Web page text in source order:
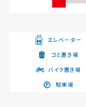
エレベーター
ゴミ置き場
バイク置き場
駐車場